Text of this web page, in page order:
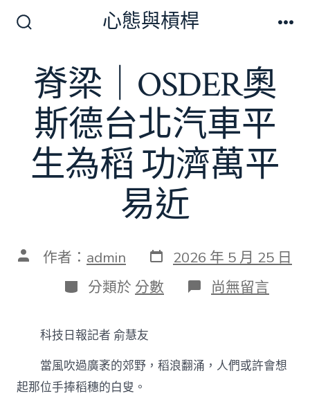
切
換
開
關
心態與槓桿
脊梁｜OSDER奧
斯德台北汽車平
生為稻 功濟萬平
易近
文 作者： admin 發
表
日
期
2026 年 5 月 25 日
分
類
分類於 分數 在
〈脊
奧
斯
尚無留言
科技日報記者 俞慧友
當風吹過廣袤的郊野，稻浪翻涌，人們或許會想
起那位手捧稻穗的白叟。